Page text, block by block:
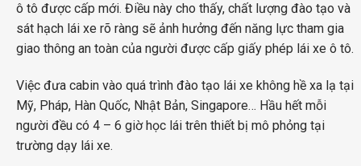
ô tô được cấp mới. Điều này cho thấy, chất lượng đào tạo và
sát hạch lái xe rõ ràng sẽ ảnh hưởng đến năng lực tham gia
giao thông an toàn của người được cấp giấy phép lái xe ô tô.
Việc đưa cabin vào quá trình đào tạo lái xe không hề xa lạ tại
Mỹ, Pháp, Hàn Quốc, Nhật Bản, Singapore… Hầu hết mỗi
người đều có 4 – 6 giờ học lái trên thiết bị mô phỏng tại
trường dạy lái xe.